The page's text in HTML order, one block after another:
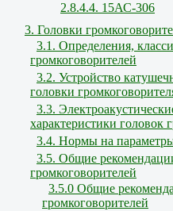
2.8.4.4. 15АС-306
3. Головки
3.1. Определения,
громкоговорителей
3.2. Устройство
головки
3.3.
характеристики головок
3.4. Нормы на
3.5. Общие
громкоговорителей
3.5.0 Общие
громкоговорителей